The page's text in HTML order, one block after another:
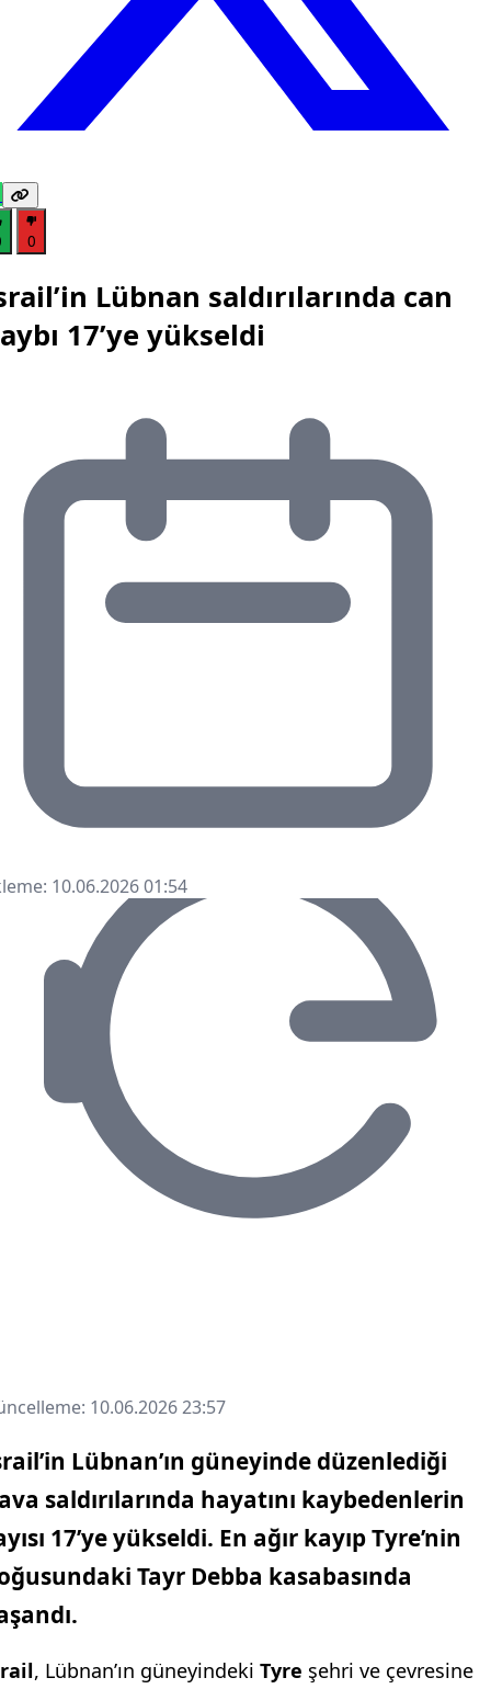
0
Lübnan saldırılarında can
17’ye yükseldi
10.06.2026 01:54
10.06.2026 23:57
’in Lübnan’ın güneyinde düzenlediği
saldırılarında hayatını kaybedenlerin
17’ye yükseldi. En ağır kayıp Tyre’nin
Tayr Debba kasabasında
, Lübnan’ın güneyindeki Tyre şehri ve çevresine